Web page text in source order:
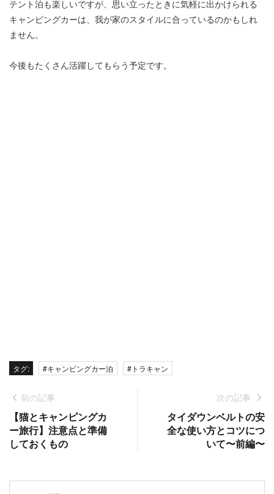
テント泊も楽しいですが、思い立ったときに気軽に出かけられる
キャンピングカーは、我が家のスタイルに合っているのかもしれ
ません。
今後もたくさん活躍してもらう予定です。
タグ: #キャンピングカー泊 #トラキャン
前の記事
【猫とキャンピングカ
ー旅行】注意点と準備
しておくもの
次の記事
タイダウンベルトの安
全な使い方とコツにつ
いて〜前編〜